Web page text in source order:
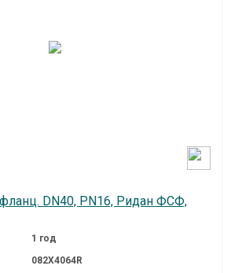
DN40, PN16, Ридан ФСФ,
1 год
082X4064R